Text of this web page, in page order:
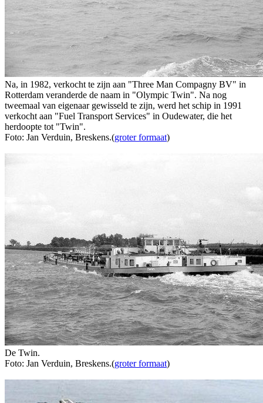
Na, in 1982, verkocht te zijn aan "Three Man Compagny BV" in
Rotterdam veranderde de naam in "Olympic Twin". Na nog
tweemaal van eigenaar gewisseld te zijn, werd het schip in 1991
verkocht aan "Fuel Transport Services" in Oudewater, die het
herdoopte tot "Twin".
Foto: Jan Verduin, Breskens.(groter formaat)
De Twin.
Foto: Jan Verduin, Breskens.(groter formaat)